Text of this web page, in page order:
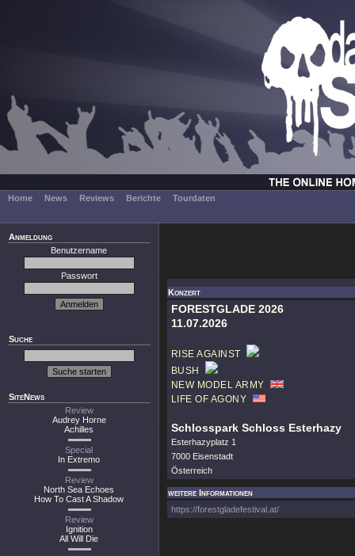
Home News Reviews Berichte Tourdaten
Anmeldung
Benutzername
Passwort
Suche
SiteNews
Review
Audrey Horne
Achilles
Special
In Extremo
Review
North Sea Echoes
How To Cast A Shadow
Review
Ignition
All Will Die
Konzert
FORESTGLADE 2026
11.07.2026
RISE AGAINST
BUSH
NEW MODEL ARMY
LIFE OF AGONY
Schlosspark Schloss Esterhazy
Esterhazyplatz 1
7000 Eisenstadt
Österreich
weitere Informationen
https://forestgladefestival.at/